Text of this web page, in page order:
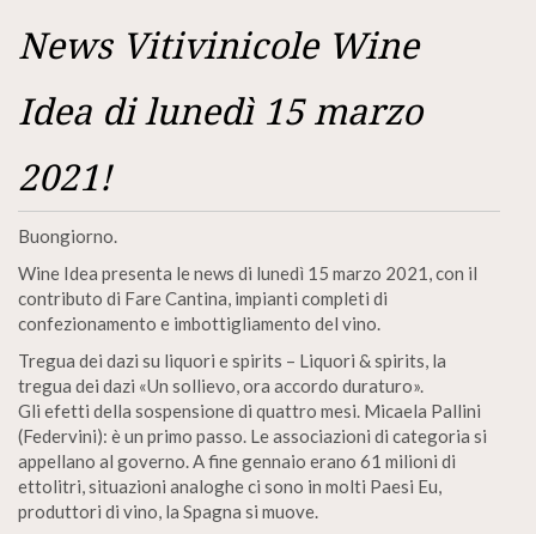
News Vitivinicole Wine
Idea di lunedì 15 marzo
2021!
Buongiorno.
Wine Idea presenta le news di lunedì 15 marzo 2021, con il
contributo di Fare Cantina, impianti completi di
confezionamento e imbottigliamento del vino.
Tregua dei dazi su liquori e spirits – Liquori & spirits, la
tregua dei dazi «Un sollievo, ora accordo duraturo».
Gli efetti della sospensione di quattro mesi. Micaela Pallini
(Federvini): è un primo passo. Le associazioni di categoria si
appellano al governo. A fine gennaio erano 61 milioni di
ettolitri, situazioni analoghe ci sono in molti Paesi Eu,
produttori di vino, la Spagna si muove.